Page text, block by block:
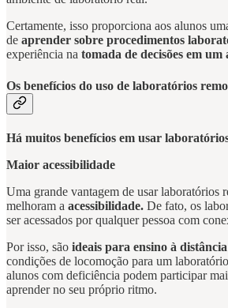
Certamente, isso proporciona aos alunos
de aprender sobre procedimentos
experiência na tomada de decisões em
Os benefícios do uso de laboratórios
Há muitos benefícios em usar
Maior acessibilidade
Uma grande vantagem de usar laboratórios
melhoram a acessibilidade. De fato, os
ser acessados por qualquer pessoa com
Por isso, são ideais para ensino à distância
condições de locomoção para um
alunos com deficiência podem participar
aprender no seu próprio ritmo.